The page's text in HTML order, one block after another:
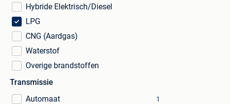
Hybride Elektrisch/Diesel
LPG
CNG (Aardgas)
Waterstof
Overige brandstoffen
Transmissie
Automaat
1